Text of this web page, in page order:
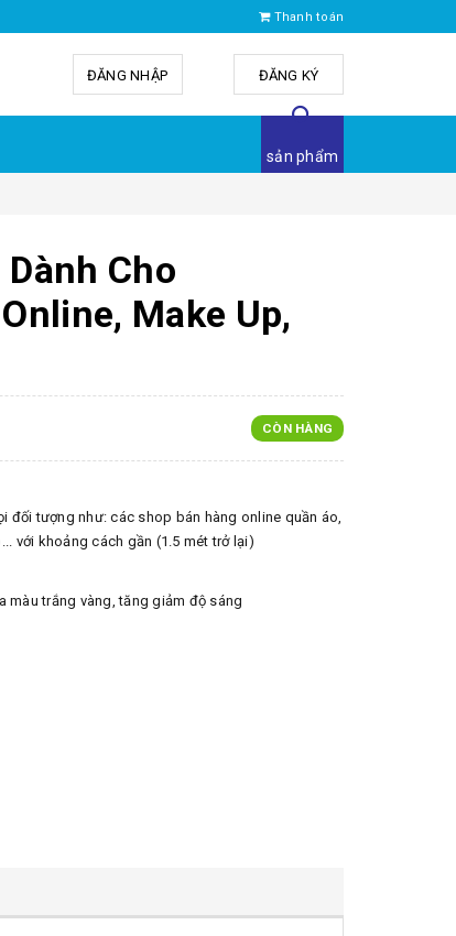
Thanh toán
ĐĂNG NHẬP ĐĂNG KÝ
sản phẩm
Cho
Make Up,
CÒN HÀNG
đối tượng như: các shop bán hàng online quần áo,
với khoảng cách gần (1.5 mét trở lại)
màu trắng vàng, tăng giảm độ sáng